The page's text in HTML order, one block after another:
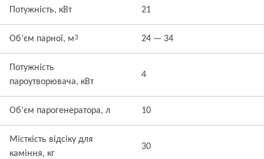
Потужність, кВт 21
Об’єм парної, м3 24 — 34
Потужність
пароутворювача, кВт
4
Об’єм парогенератора, л 10
Місткість відсіку для
каміння, кг
30